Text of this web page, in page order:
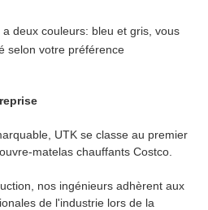
deux couleurs: bleu et gris, vous
selon votre préférence
UTK se classe au premier
matelas chauffants Costco.
nos ingénieurs adhèrent aux
de l'industrie lors de la